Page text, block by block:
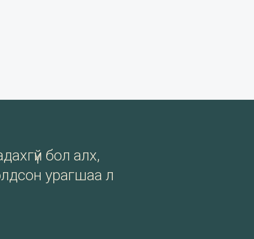
бол алх,
урагшаа л